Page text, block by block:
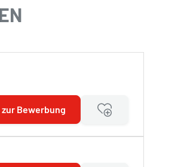
Bewerbung